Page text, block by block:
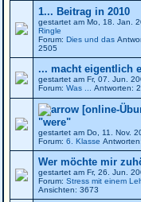
1... Beitrag in 2010
gestartet am Mo, 18. Jan.
Ringle
Forum: Dies und das
2505
... macht eigentlich
gestartet am Fr, 07. Jun.
Forum: Was ... Antworten:
[online-
"were"
gestartet am Do, 11. Nov.
Forum: 6. Klasse
Wer möchte mir
gestartet am Fr, 26. Jun.
Forum: Stress mit einem
Ansichten: 3673